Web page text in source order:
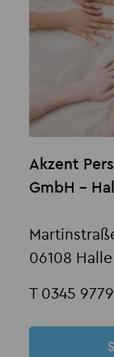
Akzent
GmbH -
06108
T 0345